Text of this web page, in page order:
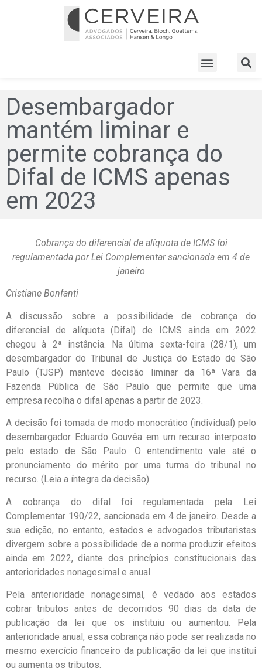
Desembargador
mantém liminar e
permite cobrança do
Difal de ICMS apenas
em 2023
Cobrança do diferencial de alíquota de ICMS foi
regulamentada por Lei Complementar sancionada em 4 de
janeiro
Cristiane Bonfanti
A discussão sobre a possibilidade de cobrança do
diferencial de alíquota (Difal) de ICMS ainda em 2022
chegou à 2ª instância. Na última sexta-feira (28/1), um
desembargador do Tribunal de Justiça do Estado de São
Paulo (TJSP) manteve decisão liminar da 16ª Vara da
Fazenda Pública de São Paulo que permite que uma
empresa recolha o difal apenas a partir de 2023.
A decisão foi tomada de modo monocrático (individual) pelo
desembargador Eduardo Gouvêa em um recurso interposto
pelo estado de São Paulo. O entendimento vale até o
pronunciamento do mérito por uma turma do tribunal no
recurso. (Leia a íntegra da decisão)
A cobrança do difal foi regulamentada pela Lei
Complementar 190/22, sancionada em 4 de janeiro. Desde a
sua edição, no entanto, estados e advogados tributaristas
divergem sobre a possibilidade de a norma produzir efeitos
ainda em 2022, diante dos princípios constitucionais das
anterioridades nonagesimal e anual.
Pela anterioridade nonagesimal, é vedado aos estados
cobrar tributos antes de decorridos 90 dias da data de
publicação da lei que os instituiu ou aumentou. Pela
anterioridade anual, essa cobrança não pode ser realizada no
mesmo exercício financeiro da publicação da lei que institui
ou aumenta os tributos.